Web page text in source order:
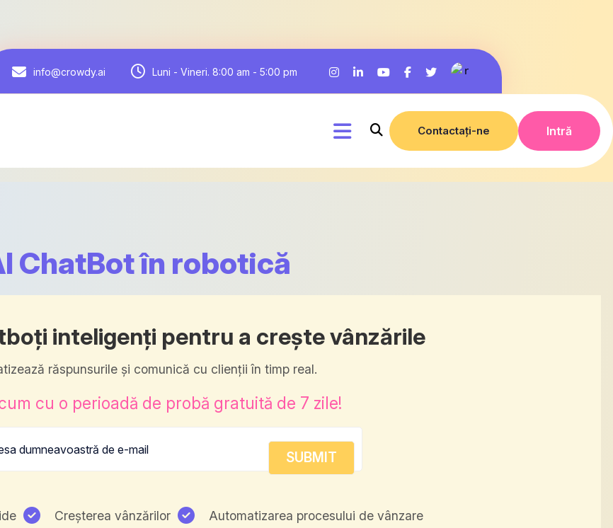
info@crowdy.ai Luni - Vineri. 8:00 am - 5:00 pm
Contactați-ne Intră
ChatBot în robotică
inteligenți pentru a crește vânzările
răspunsurile și comunică cu clienții în timp real.
cu o perioadă de probă gratuită de 7 zile!
Creșterea vânzărilor Automatizarea procesului de vânzare